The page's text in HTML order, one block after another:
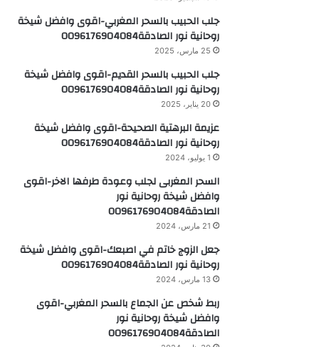
جلب الحبيب بالسحر المغربي-اقوى وافضل شيخة
روحانية نور الصادقة0096176904084
25 مارس، 2025
جلب الحبيب بالسحر القديم-اقوى وافضل شيخة
روحانية نور الصادقة0096176904084
20 يناير، 2025
عزيمة البرهتية الصحيحة-اقوى وافضل شيخة
روحانية نور الصادقة0096176904084
1 يوليو، 2024
السحر المغربى لجلب وعودة طرفها الاخر-اقوى
وافضل شيخة روحانية نور
الصادقة0096176904084
21 مارس، 2024
جعل الزوج خاتم في اصبعك-اقوى وافضل شيخة
روحانية نور الصادقة0096176904084
13 مارس، 2024
ربط شخص عن الجماع بالسحر المغربي-اقوى
وافضل شيخة روحانية نور
الصادقة0096176904084